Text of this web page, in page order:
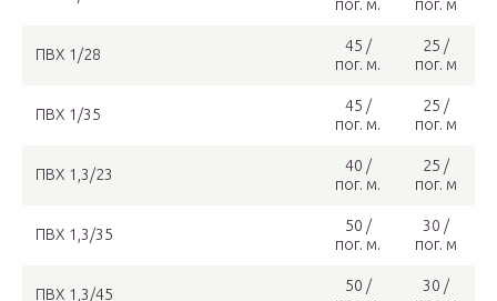
пог. м. пог. м
ПВХ 1/28
45 /
пог. м.
25 /
пог. м
ПВХ 1/35
45 /
пог. м.
25 /
пог. м
ПВХ 1,3/23
40 /
пог. м.
25 /
пог. м
ПВХ 1,3/35
50 /
пог. м.
30 /
пог. м
ПВХ 1,3/45
50 /
30 /